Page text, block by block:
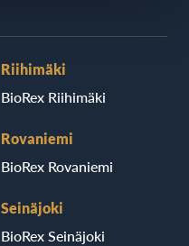
Riihimäki
BioRex Riihimäki
Rovaniemi
BioRex Rovaniemi
Seinäjoki
BioRex Seinäjoki